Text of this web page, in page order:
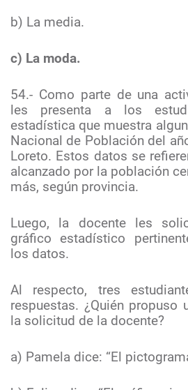
b) La media.
c) La moda.
54.- Como parte de una
les presenta a los
estadística que muestra
Nacional de Población del
Loreto. Estos datos se
alcanzado por la población
más, según provincia.
Luego, la docente les
gráfico estadístico
los datos.
Al respecto, tres
respuestas. ¿Quién propuso
la solicitud de la docente?
a) Pamela dice: “El